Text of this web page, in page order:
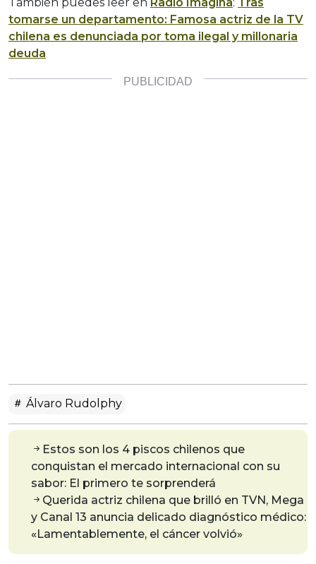
También puedes leer en Radio Imagina:
Tras
tomarse un departamento: Famosa actriz de la TV
chilena es denunciada por toma ilegal y millonaria
deuda
Álvaro Rudolphy
Estos son los 4 piscos chilenos que
conquistan el mercado internacional con su
sabor: El primero te sorprenderá
Querida actriz chilena que brilló en TVN, Mega
y Canal 13 anuncia delicado diagnóstico médico:
«Lamentablemente, el cáncer volvió»